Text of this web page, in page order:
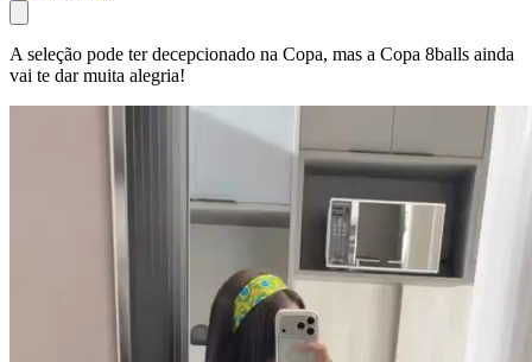
A seleção pode ter decepcionado na Copa, mas a Copa 8balls ainda
vai te dar muita alegria!